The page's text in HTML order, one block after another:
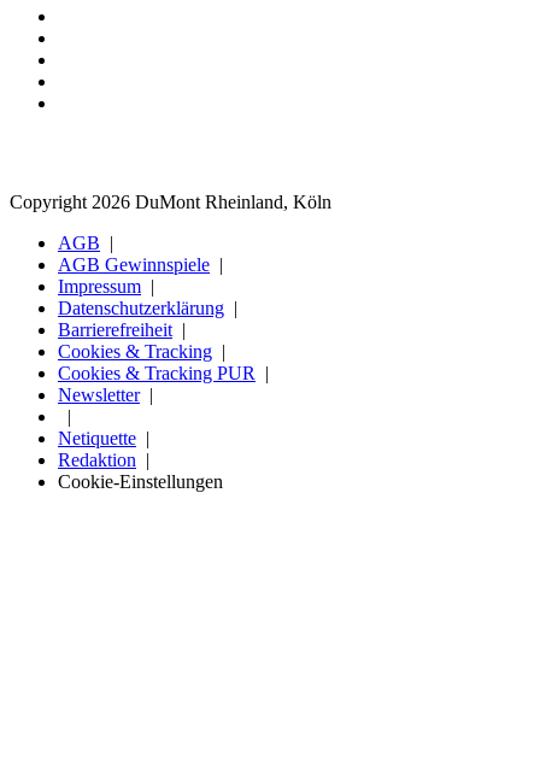
Copyright 2026 DuMont Rheinland, Köln
AGB
AGB Gewinnspiele
Impressum
Datenschutzerklärung
Barrierefreiheit
Cookies & Tracking
Cookies & Tracking PUR
Newsletter
Netiquette
Redaktion
Cookie-Einstellungen